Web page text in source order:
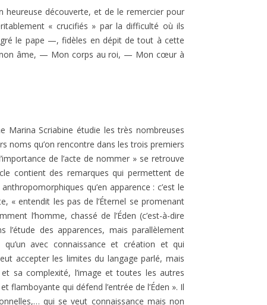
heureuse découverte, et de le remercier pour
« crucifiés » par la difficulté où ils
le pape —, fidèles en dépit de tout à cette
mon âme, — Mon corps au roi, — Mon cœur à
Marina Scriabine étudie les très nombreuses
noms qu’on rencontre dans les trois premiers
de l’acte de nommer » se retrouve
contient des remar­ques qui permettent de
qu’en appa­rence : c’est le
« entendit les pas de l’Éternel se prome­nant
l’homme, chassé de l’Éden (c’est-à-dire
des apparences, mais parallèlement
avec connaissance et création et qui
accepter les limites du langage parlé, mais
sa complexité, l’image et toutes les autres
flam­boyante qui défend l’entrée de l’Éden ». Il
qui se veut connaissance mais non